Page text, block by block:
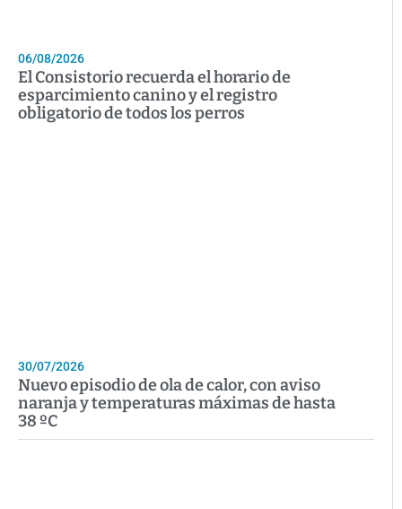
06/08/2026
El Consistorio recuerda el horario de
esparcimiento canino y el registro
obligatorio de todos los perros
30/07/2026
Nuevo episodio de ola de calor, con aviso
naranja y temperaturas máximas de hasta
38 ºC